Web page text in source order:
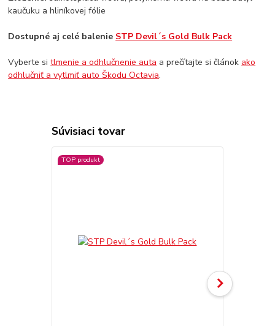
kaučuku a hliníkovej fólie
Dostupné aj celé balenie STP Devil´s Gold Bulk Pack
Vyberte sitlmenie a odhlučnenie auta a prečítajte si článok ako
odhlučniť a vytlmiť auto Škodu Octavia.
Súvisiaci tovar
TOP produkt